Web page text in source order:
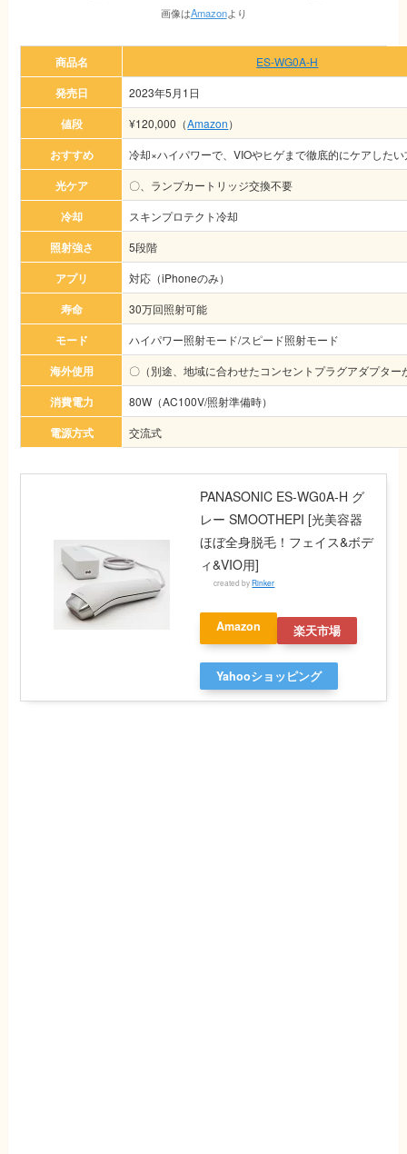
画像はAmazonより
商品名 ES-WG0A-H
発売日 2023年5月1日
値段 ¥120,000（Amazon）
おすすめ 冷却×ハイパワーで、VIOやヒゲまで徹底的にケアした
光ケア 〇、ランプカートリッジ交換不要
冷却 スキンプロテクト冷却
照射強さ 5段階
アプリ 対応（iPhoneのみ）
寿命 30万回照射可能
モード ハイパワー照射モード/スピード照射モード
海外使用 〇（別途、地域に合わせたコンセントプラグアダプター
消費電力 80W（AC100V/照射準備時）
電源方式 交流式
PANASONIC ES-WG0A-H グ
レー SMOOTHEPI [光美容器
ほぼ全身脱毛！フェイス&ボデ
ィ&VIO用]
created byRinker
Amazon 楽天市場
Yahooショッピング